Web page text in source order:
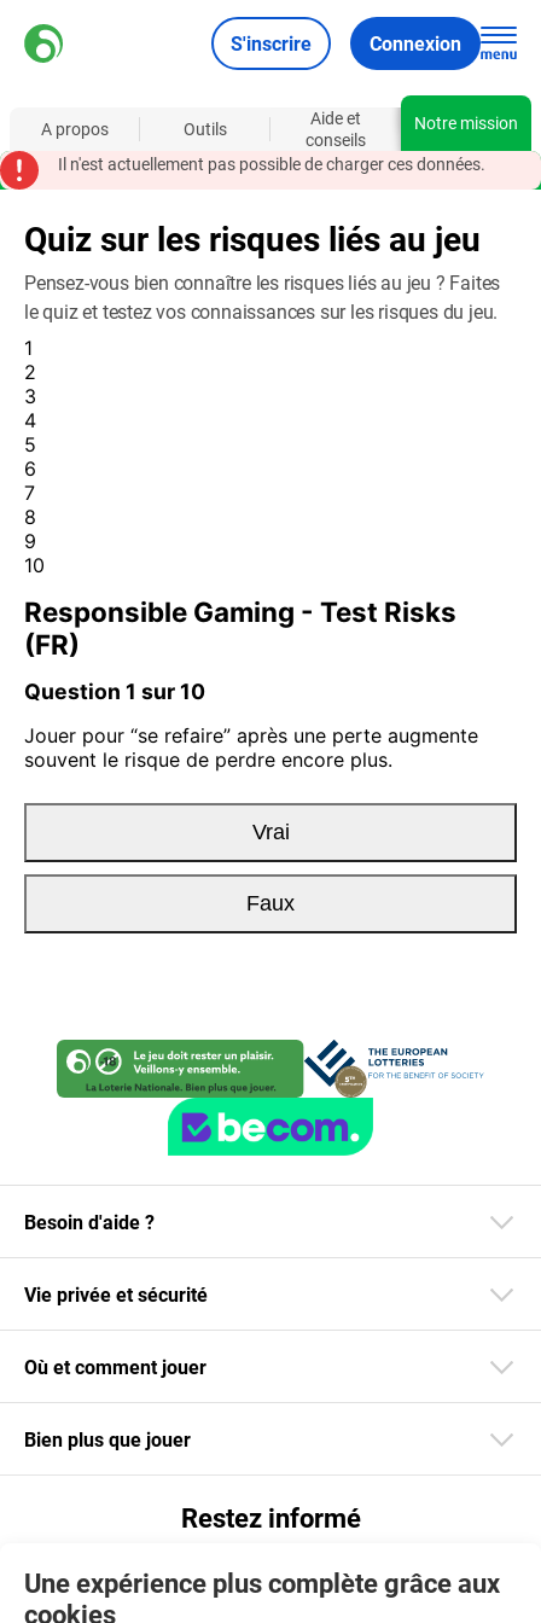
S'inscrire Connexion
A propos Outils
Aide et
conseils
Notre mission
Il n'est actuellement pas possible de charger ces données.
Quiz sur les risques liés au jeu
Pensez-vous bien connaître les risques liés au jeu ? Faites
le quiz et testez vos connaissances sur les risques du jeu.
Une expérience plus complète grâce aux
cookies
Besoin d'aide ?
Vie privée et sécurité
Où et comment jouer
Bien plus que jouer
Restez informé